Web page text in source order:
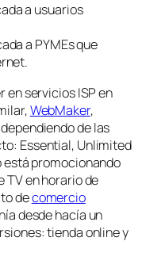
a usuarios
a PYMEs que
en servicios ISP en
WebMaker,
de las
Essential, Unlimited
está promocionando
TV en horario de
decomercio
desde hacía un
tienda online y